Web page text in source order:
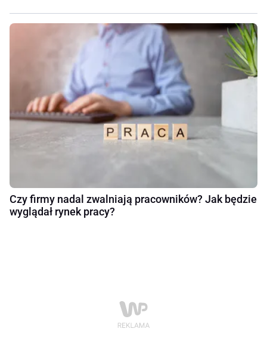
Czy firmy nadal zwalniają pracowników? Jak będzie
wyglądał rynek pracy?